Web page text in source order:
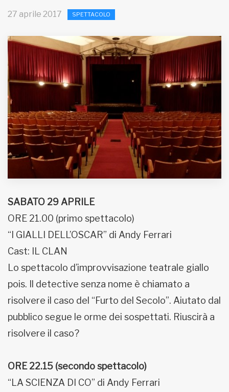
HOME
Inviateci le vostre segnalazioni
Iscriviti alla newsletter
www.viveremilano.info
Fondato e diretto da Enzo De
Bernardis
EDB edizioni - Via Brivio angolo C.
Informativa sulla privacy
27 aprile 2017 SPETTACOLO
SABATO 29 APRILE
ORE 21.00 (primo spettacolo)
“I GIALLI DELL’OSCAR” di Andy Ferrari
Cast: IL CLAN
Lo spettacolo d’improvvisazione teatrale giallo
pois. Il detective senza nome è chiamato a
risolvere il caso del “Furto del Secolo”. Aiutato dal
pubblico segue le orme dei sospettati. Riuscirà a
risolvere il caso?
ORE 22.15 (secondo spettacolo)
“LA SCIENZA DI CO” di Andy Ferrari